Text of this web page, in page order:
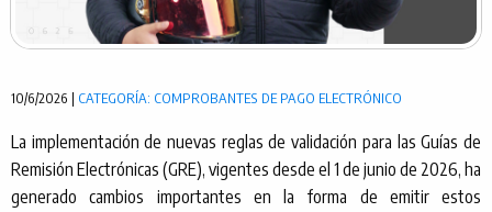
10/6/2026 | CATEGORÍA: COMPROBANTES DE PAGO ELECTRÓNICO
La implementación de nuevas reglas de validación para las Guías de
Remisión Electrónicas (GRE), vigentes desde el 1 de junio de 2026, ha
generado cambios importantes en la forma de emitir estos